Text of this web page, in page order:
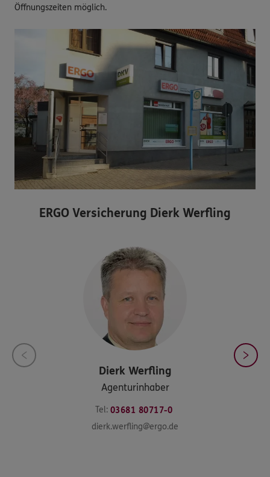
Öffnungszeiten möglich.
ERGO Versicherung Dierk Werfling
Dierk Werfling
Agenturinhaber
Tel: 03681 80717-0
dierk.werfling@ergo.de